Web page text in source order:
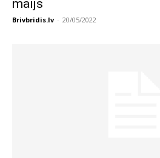
maijs
Brivbridis.lv - 20/05/2022